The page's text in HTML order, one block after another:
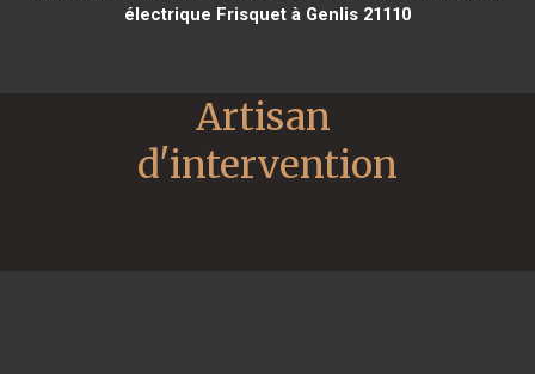
électrique Frisquet à Genlis 21110
Artisan
d'intervention